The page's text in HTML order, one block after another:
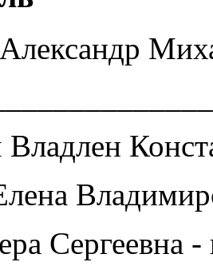
Владлен
Сергеевна